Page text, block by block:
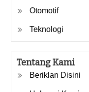
Otomotif
Teknologi
Tentang Kami
Beriklan Disini